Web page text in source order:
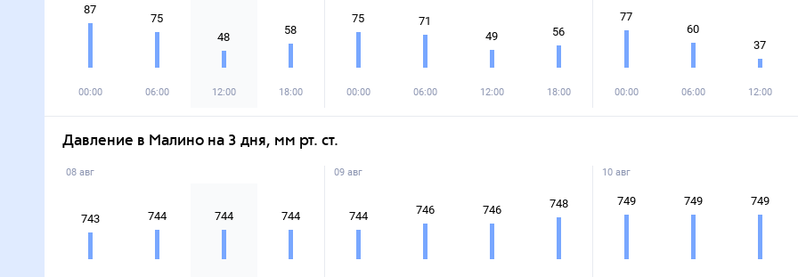
87
00:00
75
06:00
48
12:00
58
18:00
75
00:00
71
06:00
49
12:00
56
18:00
77
00:00
60
06:00
37
12:00
Давление в Малино на 3 дня, мм рт. ст.
08 авг
743 744 744 744
09 авг
744 746 746 748
10 авг
749 749 749